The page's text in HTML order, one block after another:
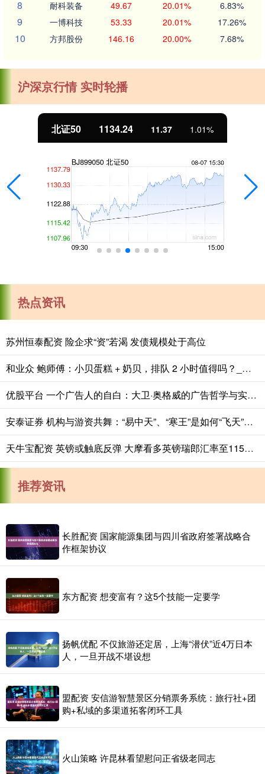
8 耐科装备 49.67 20.01% 6.83%
9 一博科技 53.33 20.01% 17.26%
10 方邦股份 146.16 20.00% 7.68%
沪深京行情 实时轮播
北证50 1134.24 11.37 1.01%
热点资讯
苏州恒泰配资 险企求“资”若渴 发债规模处于高位
和业众 鲍师傅：小贝蛋糕 + 奶贝，排队 2 小时值得吗？_产品_消费者_时间
优股平台 一个广告人的自白：大卫·奥格威的广告哲学与实践之道
安泰证券 机构与游资共舞：“易中天”、“寒王”是如何“飞天”的？
天牛宝配资 英镑或触底反弹 大摩看多英镑瑞郎汇率至115目标位
推荐资讯
长胜配资 国家能源集团与四川省政府签署战略合
作框架协议
东方配资 想变富有？这5个技能一定要学
扬帆优配 不仅旅游还定居，上海“潜伏”近4万日本
人，一旦开战不堪设想
盟配资 安信游智慧景区分销票务系统：旅行社+团
购+私域的多渠道拓客闭环工具
火山策略 许昆林看望慰问正省级老同志